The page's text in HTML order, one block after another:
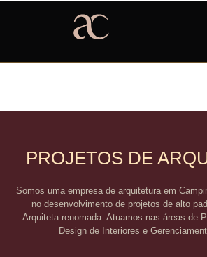
PROJETOS DE
Somos uma empresa de arquitetura em
no desenvolvimento de projetos de alto
Arquiteta renomada. Atuamos nas áreas de
Design de Interiores e